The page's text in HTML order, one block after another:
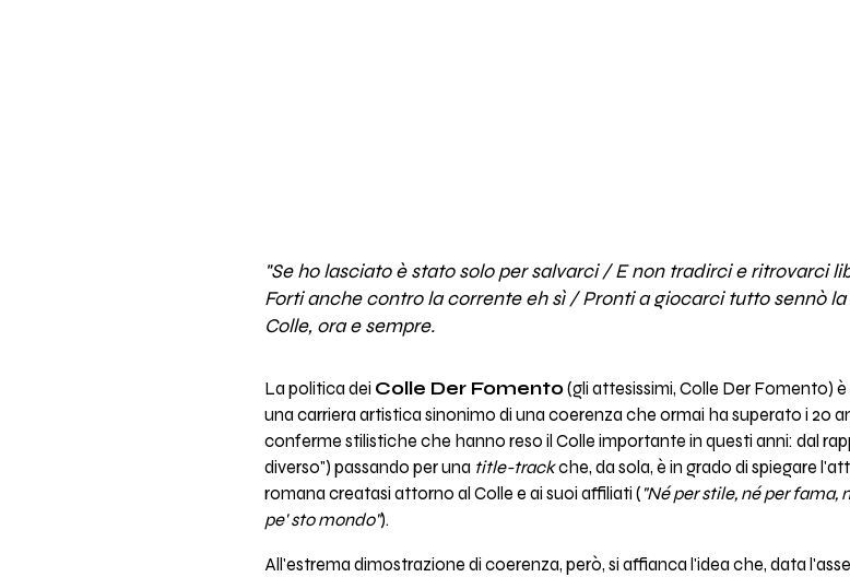
"Se ho lasciato è stato solo per salvarci / E non tradirci e ritrovarci
Forti anche contro la corrente eh sì / Pronti a giocarci tutto sennò
Colle, ora e sempre.
La politica dei Colle Der Fomento(gli attesissimi, Colle Der Fomento)
una carriera artistica sinonimo di una coerenza che ormai ha superato i 20
conferme stilistiche che hanno reso il Colle importante in questi anni: dal
diverso") passando per una title-trackche, da sola, è in grado di spiegare
romana creatasi attorno al Colle e ai suoi affiliati ( "Né per stile, né per
pe' sto mondo").
All'estrema dimostrazione di coerenza, però, si affianca l'idea che, data